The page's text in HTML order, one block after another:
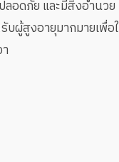
อดภัย และมีสิ่งอำนวย
ผู้สูงอายุมากมายเพื่อ